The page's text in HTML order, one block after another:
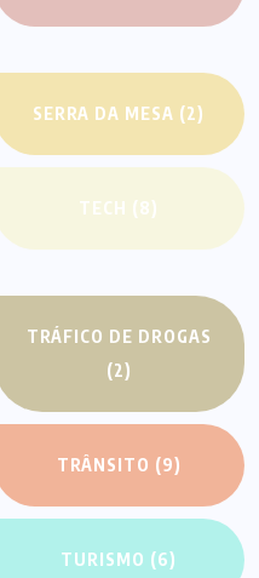
SERRA DA MESA (2)
TECH (8)
TRÁFICO DE DROGAS
(2)
TRÂNSITO (9)
TURISMO (6)